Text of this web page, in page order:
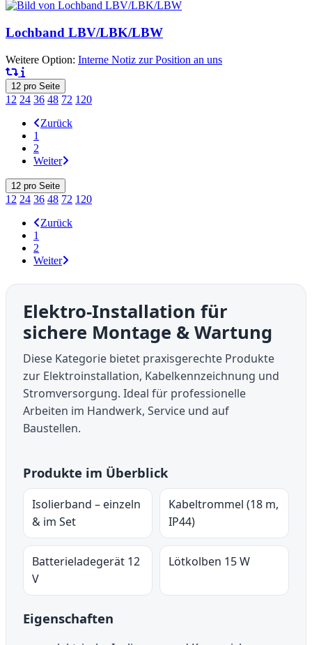
Lochband LBV/LBK/LBW
Weitere Option: Interne Notiz zur Position an uns
12 pro Seite
12 24 36 48 72 120
Zurück
1
2
Weiter
12 pro Seite
12 24 36 48 72 120
Zurück
1
2
Weiter
Elektro-Installation für
sichere Montage & Wartung
Diese Kategorie bietet praxisgerechte Produkte
zur Elektroinstallation, Kabelkennzeichnung und
Stromversorgung. Ideal für professionelle
Arbeiten im Handwerk, Service und auf
Baustellen.
Produkte im Überblick
Isolierband – einzeln
& im Set
Kabeltrommel (18 m,
IP44)
Batterieladegerät 12
V
Lötkolben 15 W
Eigenschaften